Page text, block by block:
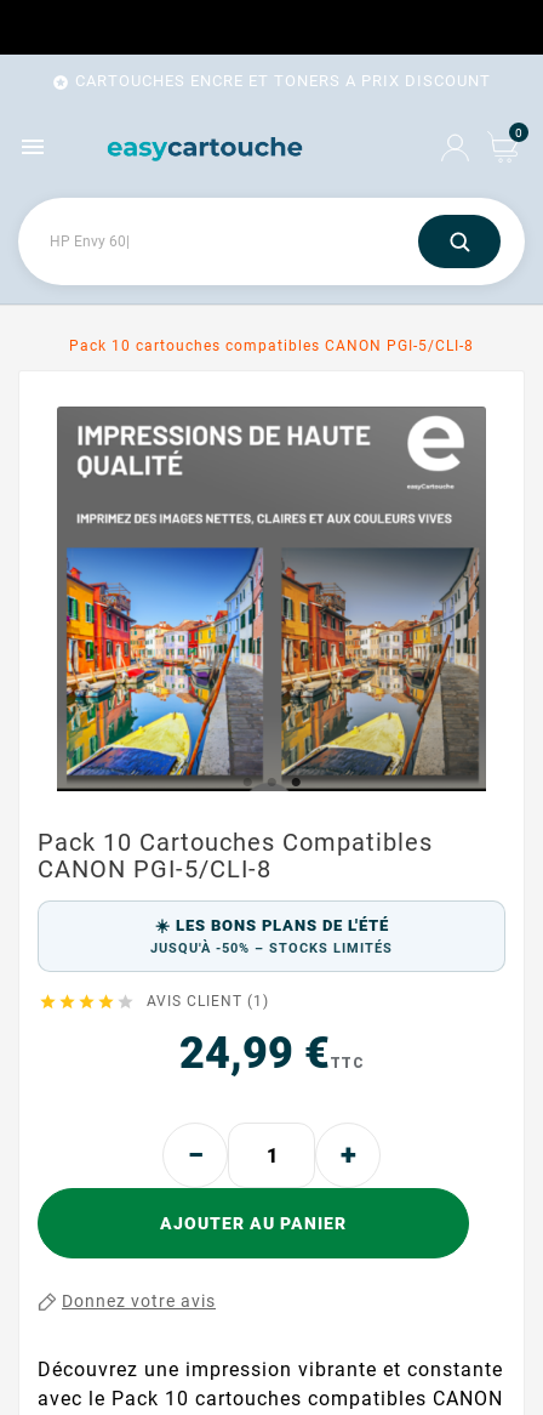
 CARTOUCHES ENCRE ET TONERS A PRIX DISCOUNT
 0
Pack 10 cartouches compatibles CANON PGI-5/CLI-8
Pack 10 Cartouches Compatibles
CANON PGI-5/CLI-8
☀️ LES BONS PLANS DE L'ÉTÉ
JUSQU'À -50% – STOCKS LIMITÉS
     AVIS CLIENT (1)
24,99 €TTC
AJOUTER AU PANIER
Donnez votre avis
Découvrez une impression vibrante et constante
avec le Pack 10 cartouches compatibles CANON